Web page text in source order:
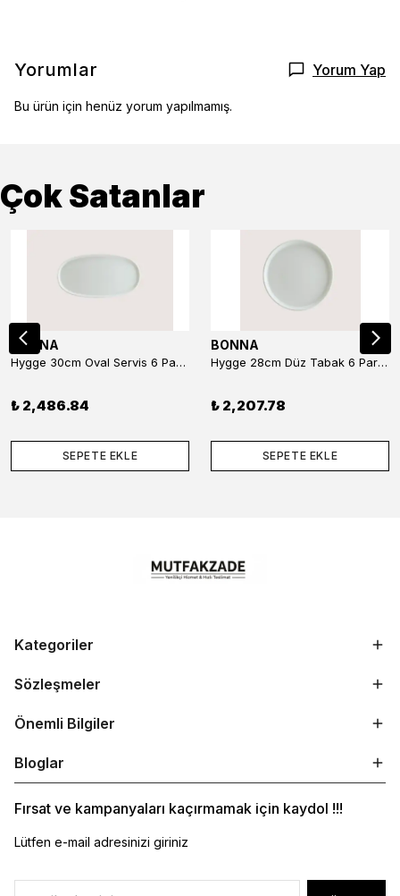
Yorumlar Yorum Yap
Bu ürün için henüz yorum yapılmamış.
Çok Satanlar
BONNA
Hygge 30cm Oval Servis 6 Parça
₺ 2,486.84
SEPETE EKLE
BONNA
Hygge 28cm Düz Tabak 6 Parça
₺ 2,207.78
SEPETE EKLE
Kategoriler
Sözleşmeler
Önemli Bilgiler
Bloglar
Fırsat ve kampanyaları kaçırmamak için kaydol !!!
Lütfen e-mail adresinizi giriniz